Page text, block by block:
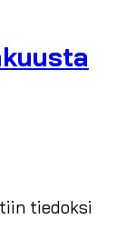
tiedoksi